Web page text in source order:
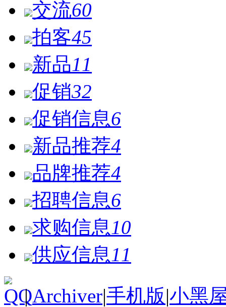
交流60
拍客45
新品11
促销32
促销信息6
新品推荐4
品牌推荐4
招聘信息6
求购信息 10
供应信息 11
| Archiver|手机版|小黑